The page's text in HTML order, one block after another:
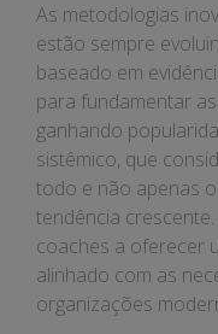
As metodologias
estão sempre
baseado em
para fundamentar
ganhando
sistêmico, que
todo e não apenas
tendência
coaches a oferecer
alinhado com as
organizações